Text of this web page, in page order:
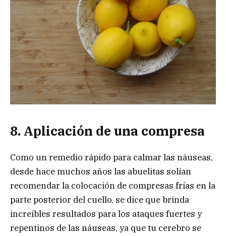
8. Aplicación de una compresa
Como un remedio rápido para calmar las náuseas,
desde hace muchos años las abuelitas solían
recomendar la colocación de compresas frías en la
parte posterior del cuello, se dice que brinda
increíbles resultados para los ataques fuertes y
repentinos de las náuseas, ya que tu cerebro se